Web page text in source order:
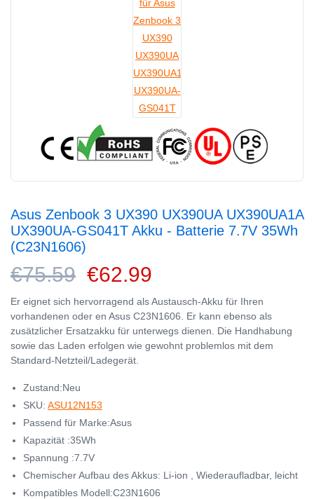
Asus Zenbook 3 UX390 UX390UA UX390UA1A
UX390UA-GS041T Akku - Batterie 7.7V 35Wh
(C23N1606)
€75.59 €62.99
Er eignet sich hervorragend als Austausch-Akku für Ihren
vorhandenen oder en Asus C23N1606. Er kann ebenso als
zusätzlicher Ersatzakku für unterwegs dienen. Die Handhabung
sowie das Laden erfolgen wie gewohnt problemlos mit dem
Standard-Netzteil/Ladegerät.
Zustand:Neu
SKU: ASU12N153
Passend für Marke:Asus
Kapazität :35Wh
Spannung :7.7V
Chemischer Aufbau des Akkus: Li-ion , Wiederaufladbar, leicht
Kompatibles Modell:C23N1606